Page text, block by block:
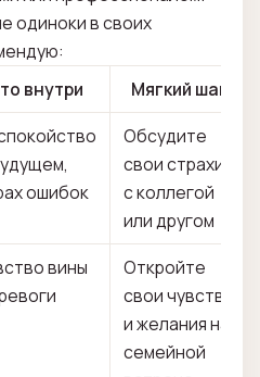
одиноки в своих
внутри
Мягкий шаг
ошибок
Обсудите
свои страхи
с коллегой
или другом
вины
Откройте
свои чувства
и желания на
семейной